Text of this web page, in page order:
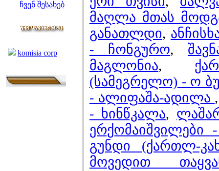
ჩვენ შესახებ
komisia corp
მაღლა მთას
განათლდი,
- ჩონგურო,
მაგლონია,
(სამეგრელო) - ო
- ალიფაშა-ადილა
- ხინწკალა,
ერქომაიშვილები
გუნდი (ქართლ-
მოვედით